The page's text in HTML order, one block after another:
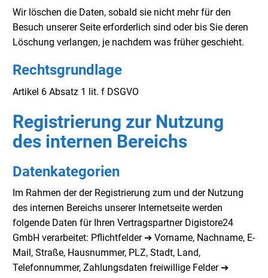
Wir löschen die Daten, sobald sie nicht mehr für den
Besuch unserer Seite erforderlich sind oder bis Sie deren
Löschung verlangen, je nachdem was früher geschieht.
Rechtsgrundlage
Artikel 6 Absatz 1 lit. f DSGVO
Registrierung zur Nutzung
des internen Bereichs
Datenkategorien
Im Rahmen der der Registrierung zum und der Nutzung
des internen Bereichs unserer Internetseite werden
folgende Daten für Ihren Vertragspartner Digistore24
GmbH verarbeitet: Pflichtfelder ➔ Vorname, Nachname, E-
Mail, Straße, Hausnummer, PLZ, Stadt, Land,
Telefonnummer, Zahlungsdaten freiwillige Felder ➔